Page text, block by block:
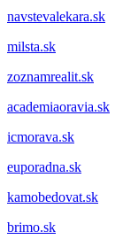
navstevalekara.sk
milsta.sk
zoznamrealit.sk
academiaoravia.sk
icmorava.sk
euporadna.sk
kamobedovat.sk
brimo.sk